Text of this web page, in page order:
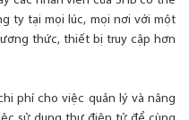
ty tại mọi lúc, mọi nơi với một
thức, thiết bị truy cập hơn
phí cho việc quản lý và nâng